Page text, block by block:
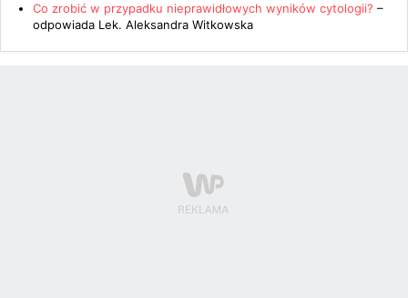
Co zrobić w przypadku nieprawidłowych wyników cytologii? –
odpowiada Lek. Aleksandra Witkowska